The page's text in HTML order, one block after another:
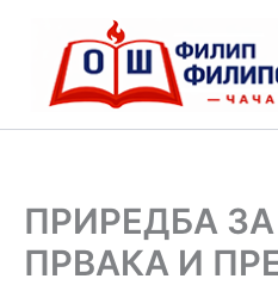
садржај
ПРИРЕДБА
ПРВАКА И